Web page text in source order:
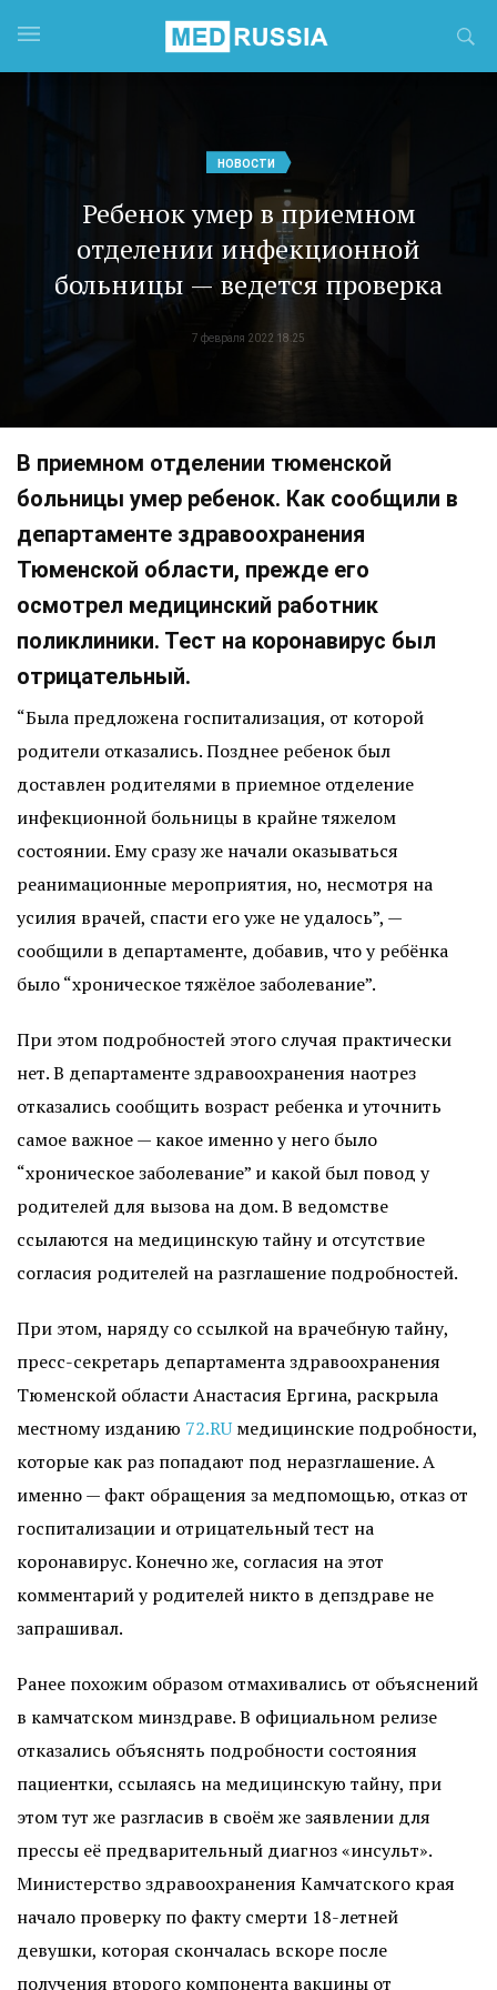
НОВОСТИ
Ребенок умер в приемном
отделении инфекционной
больницы — ведется проверка
7 февраля 2022 18:25
В приемном отделении тюменской
больницы умер ребенок. Как сообщили в
департаменте здравоохранения
Тюменской области, прежде его
осмотрел медицинский работник
поликлиники. Тест на коронавирус был
отрицательный.
“Была предложена госпитализация, от которой
родители отказались. Позднее ребенок был
доставлен родителями в приемное отделение
инфекционной больницы в крайне тяжелом
состоянии. Ему сразу же начали оказываться
реанимационные мероприятия, но, несмотря на
усилия врачей, спасти его уже не удалось”, —
сообщили в департаменте, добавив, что у ребёнка
было “хроническое тяжёлое заболевание”.
При этом подробностей этого случая практически
нет. В департаменте здравоохранения наотрез
отказались сообщить возраст ребенка и уточнить
самое важное — какое именно у него было
“хроническое заболевание” и какой был повод у
родителей для вызова на дом. В ведомстве
ссылаются на медицинскую тайну и отсутствие
согласия родителей на разглашение подробностей.
При этом, наряду со ссылкой на врачебную тайну,
пресс-секретарь департамента здравоохранения
Тюменской области Анастасия Ергина, раскрыла
местному изданию 72.RU медицинские подробности,
которые как раз попадают под неразглашение. А
именно — факт обращения за медпомощью, отказ от
госпитализации и отрицательный тест на
коронавирус. Конечно же, согласия на этот
комментарий у родителей никто в депздраве не
запрашивал.
Ранее похожим образом отмахивались от объяснений
в камчатском минздраве. В официальном релизе
отказались объяснять подробности состояния
пациентки, ссылаясь на медицинскую тайну, при
этом тут же разгласив в своём же заявлении для
прессы её предварительный диагноз «инсульт».
Министерство здравоохранения Камчатского края
начало проверку по факту смерти 18-летней
девушки, которая скончалась вскоре после
получения второго компонента вакцины от